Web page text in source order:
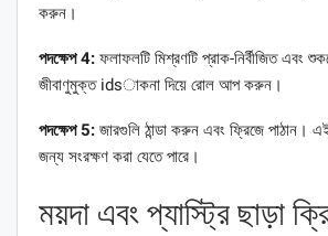
করুন।
পদক্ষেপ 4: ফলাফলটি মিশ্রণটি প্রাক-নির্বীজিত এবং
জীবাণুমুক্ত idsাকনা দিয়ে রোল আপ করুন।
পদক্ষেপ 5: জারগুলি ঠান্ডা করুন এবং ফ্রিজে পাঠান।
জন্য সংরক্ষণ করা যেতে পারে।
ময়দা এবং প্যাস্ট্রি ছাড়া